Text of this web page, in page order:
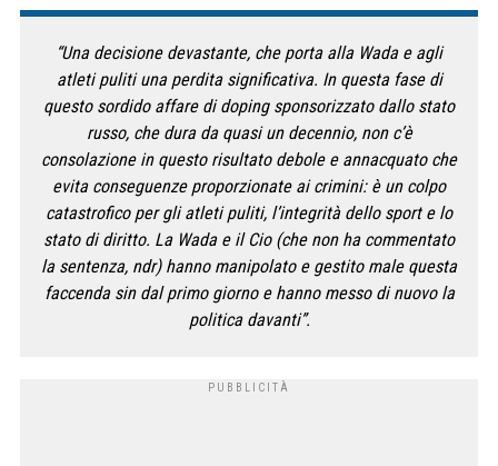
“Una decisione devastante, che porta alla Wada e agli
atleti puliti una perdita significativa. In questa fase di
questo sordido affare di doping sponsorizzato dallo stato
russo, che dura da quasi un decennio, non c’è
consolazione in questo risultato debole e annacquato che
evita conseguenze proporzionate ai crimini: è un colpo
catastrofico per gli atleti puliti, l’integrità dello sport e lo
stato di diritto. La Wada e il Cio (che non ha commentato
la sentenza, ndr) hanno manipolato e gestito male questa
faccenda sin dal primo giorno e hanno messo di nuovo la
politica davanti”.